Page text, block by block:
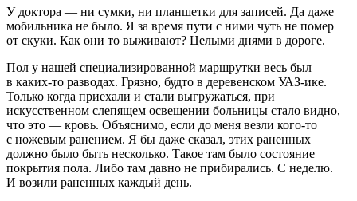
У доктора — ни сумки, ни планшетки для записей. Да даже
мобильника не было. Я за время пути с ними чуть не помер
от скуки. Как они то выживают? Целыми днями в дороге.
Пол у нашей специализированной маршрутки весь был
в каких-то разводах. Грязно, будто в деревенском УАЗ-ике.
Только когда приехали и стали выгружаться, при
искусственном слепящем освещении больницы стало видно,
что это — кровь. Объяснимо, если до меня везли кого-то
с ножевым ранением. Я бы даже сказал, этих раненных
должно было быть несколько. Такое там было состояние
покрытия пола. Либо там давно не прибирались. С неделю.
И возили раненных каждый день.